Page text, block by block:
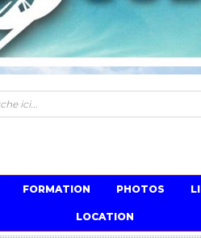
FORMATION PHOTOS
LOCATION